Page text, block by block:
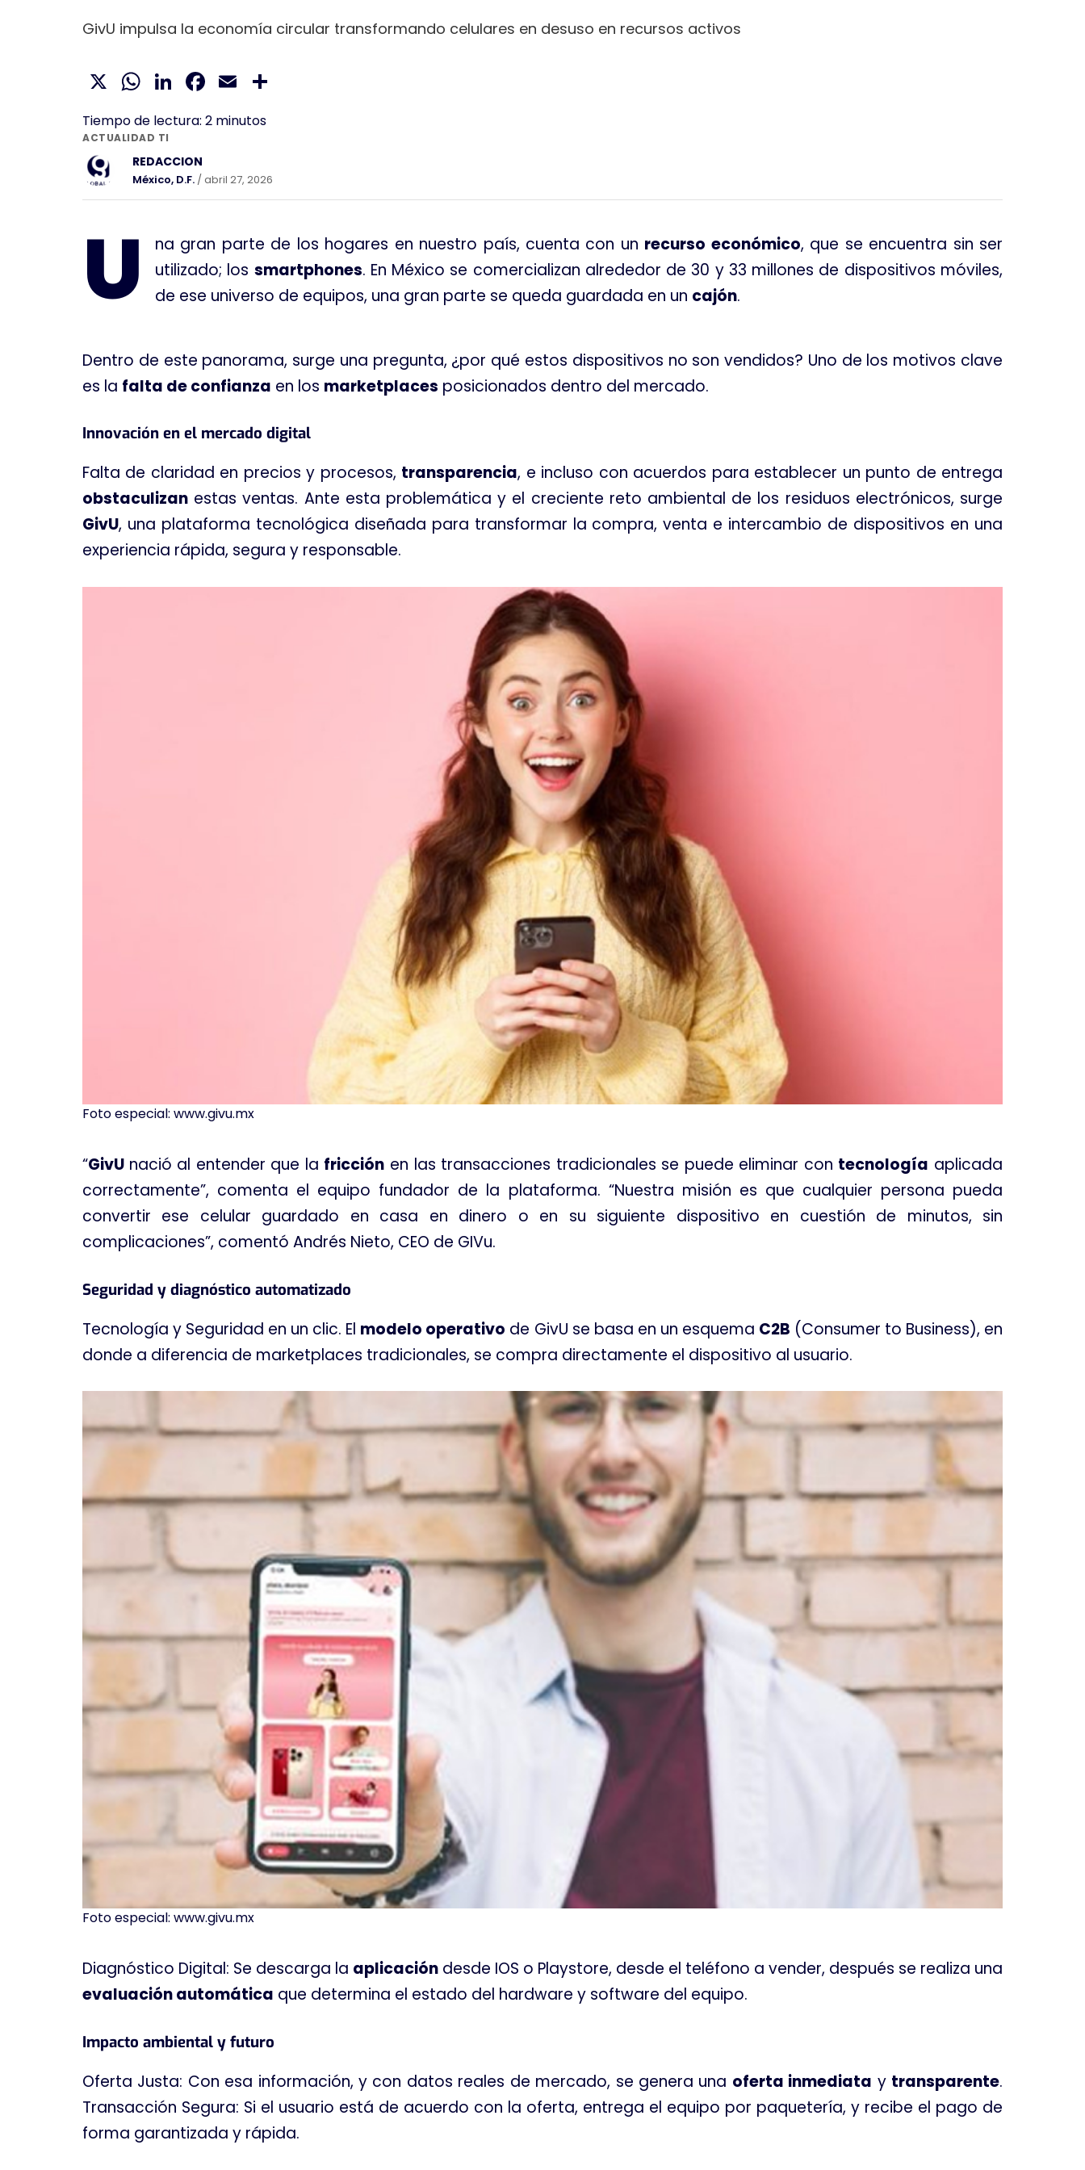
X WhatsApp
LinkedIn
Facebook
Email
Tiempo de lectura: 2 minutos
ACTUALIDAD TI
GivU impulsa la economía circular transformando celulares en desuso en recursos activos
REDACCION
México, D.F. / abril 27, 2026
U na gran parte de los hogares en nuestro país, cuenta con un recurso económico, que se encuentra sin ser
utilizado; los smartphones. En México se comercializan alrededor de 30 y 33 millones de dispositivos móviles,
de ese universo de equipos, una gran parte se queda guardada en un cajón.
Dentro de este panorama, surge una pregunta, ¿por qué estos dispositivos no son vendidos? Uno de los motivos clave
es la falta de confianza en los marketplaces posicionados dentro del mercado.
Innovación en el mercado digital
Falta de claridad en precios y procesos, transparencia, e incluso con acuerdos para establecer un punto de entrega
obstaculizan estas ventas. Ante esta problemática y el creciente reto ambiental de los residuos electrónicos, surge
GivU, una plataforma tecnológica diseñada para transformar la compra, venta e intercambio de dispositivos en una
experiencia rápida, segura y responsable.
Foto especial: www.givu.mx
“GivU nació al entender que la fricción en las transacciones tradicionales se puede eliminar con tecnología aplicada
correctamente”, comenta el equipo fundador de la plataforma. “Nuestra misión es que cualquier persona pueda
convertir ese celular guardado en casa en dinero o en su siguiente dispositivo en cuestión de minutos, sin
complicaciones”, comentó Andrés Nieto, CEO de GIVu.
Seguridad y diagnóstico automatizado
Tecnología y Seguridad en un clic. El modelo operativo de GivU se basa en un esquema C2B (Consumer to Business), en
donde a diferencia de marketplaces tradicionales, se compra directamente el dispositivo al usuario.
Foto especial: www.givu.mx
Diagnóstico Digital: Se descarga la aplicación desde IOS o Playstore, desde el teléfono a vender, después se realiza una
evaluación automática que determina el estado del hardware y software del equipo.
Impacto ambiental y futuro
Oferta Justa: Con esa información, y con datos reales de mercado, se genera una oferta inmediata y transparente.
Transacción Segura: Si el usuario está de acuerdo con la oferta, entrega el equipo por paquetería, y recibe el pago de
forma garantizada y rápida.